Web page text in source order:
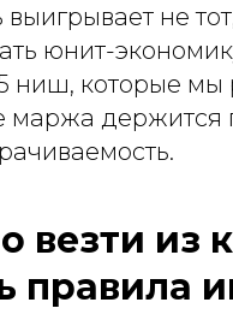
выигрывает не
юнит-
ниш, которые
маржа держится
везти из
правила